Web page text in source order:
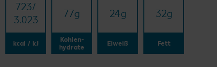
723/​
3.023
kcal / kJ
77g
Kohlen-
hydrate
24g
Eiweiß
32g
Fett